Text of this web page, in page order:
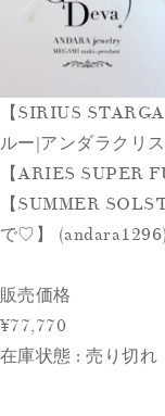
【SIRIUS
ルー|アンダラクリ
【ARIES SUPER
【SUMMER
で♡】 (andara1296)
販売価格
¥77,770
在庫状態 : 売り切れ